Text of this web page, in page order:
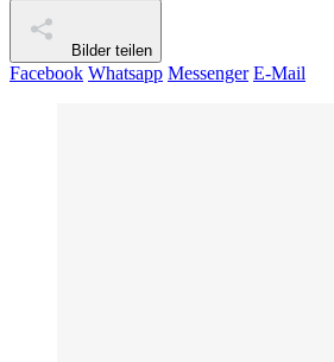
Bilder teilen
Facebook Whatsapp Messenger E-Mail